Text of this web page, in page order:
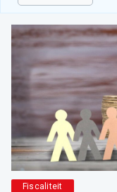
Fiscaliteit